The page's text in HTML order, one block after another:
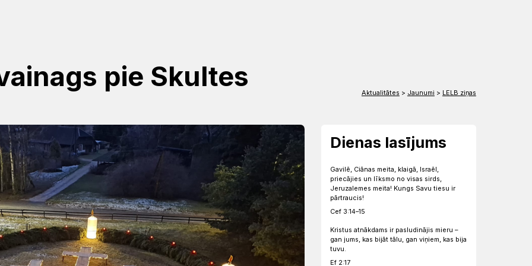
pie Skultes
Aktualitātes > Jaunumi > LELB ziņas
Dienas lasījums
Gavilē, Ciānas meita, klaigā, Israēl,
priecājies un līksmo no visas sirds,
Jeruzalemes meita! Kungs Savu tiesu ir
pārtraucis!
Cef 3:14–15
Kristus atnākdams ir pasludinājis mieru –
gan jums, kas bijāt tālu, gan viņiem, kas bija
tuvu.
Ef 2:17